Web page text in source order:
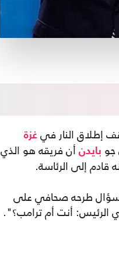
إطلاق النار في غزة
جو بايدن أن فريقه هو الذي
قادم إلى الرئاسة.
حضرت في سؤال طرحه صحافي على
الرئيس: أنت أم ترامب؟".